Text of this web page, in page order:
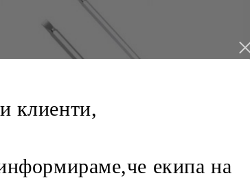
клиенти,
екипа на